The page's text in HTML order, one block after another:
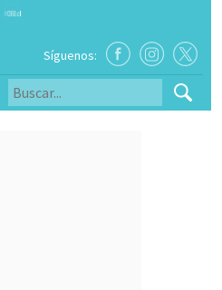
Síguenos: